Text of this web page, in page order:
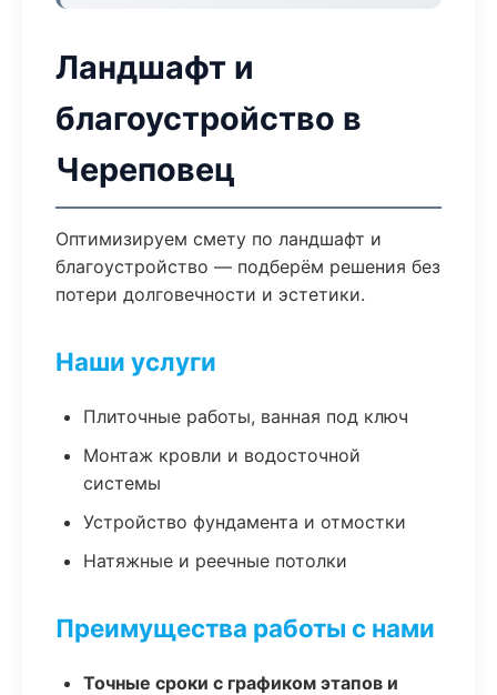
Ландшафт и
благоустройство в
Череповец
Оптимизируем смету по ландшафт и
благоустройство — подберём решения без
потери долговечности и эстетики.
Наши услуги
Плиточные работы, ванная под ключ
Монтаж кровли и водосточной
системы
Устройство фундамента и отмостки
Натяжные и реечные потолки
Преимущества работы с нами
Точные сроки с графиком этапов и